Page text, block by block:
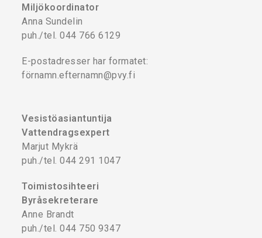
Miljökoordinator
Anna Sundelin
puh./tel. 044 766 6129
E-postadresser har formatet:
förnamn.efternamn@pvy.fi
Vesistöasiantuntija
Vattendragsexpert
Marjut Mykrä
puh./tel. 044 291 1047
Toimistosihteeri
Byråsekreterare
Anne Brandt
puh./tel. 044 750 9347